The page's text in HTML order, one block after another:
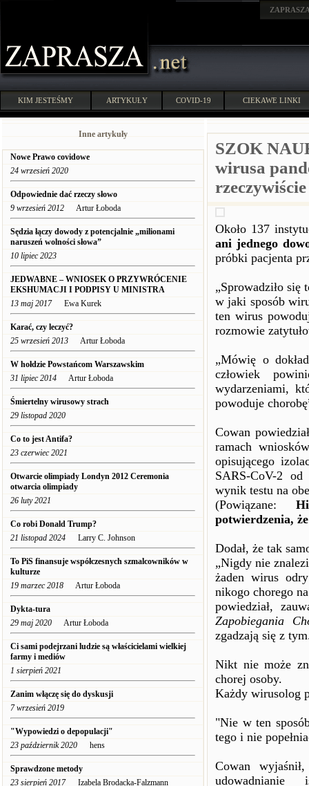
KIM JESTEŚMY ARTYKUŁY COVID-19 CIEKAWE LINKI
Inne artykuły
Nowe Prawo covidowe
24 wrzesień 2020
Odpowiednie dać rzeczy słowo
9 wrzesień 2012 Artur Łoboda
Sędzia łączy dowody z potencjalnie „milionami
naruszeń wolności słowa”
10 lipiec 2023
JEDWABNE – WNIOSEK O PRZYWRÓCENIE
EKSHUMACJI I PODPISY U MINISTRA
13 maj 2017Ewa Kurek
Karać, czy leczyć?
25 wrzesień 2013 Artur Łoboda
W hołdzie Powstańcom Warszawskim
31 lipiec 2014 Artur Łoboda
Śmiertelny wirusowy strach
29 listopad 2020
Co to jest Antifa?
23 czerwiec 2021
Otwarcie olimpiady Londyn 2012 Ceremonia
otwarcia olimpiady
26 luty 2021
Co robi Donald Trump?
21 listopad 2024 Larry C. Johnson
To PiS finansuje współczesnych szmalcowników w
kulturze
19 marzec 2018 Artur Łoboda
Dykta-tura
29 maj 2020 Artur Łoboda
Ci sami podejrzani ludzie są właścicielami wielkiej
farmy i mediów
1 sierpień 2021
Zanim włączę się do dyskusji
7 wrzesień 2019
"Wypowiedzi o depopulacji"
23 październik 2020 hens
Sprawdzone metody
23 sierpień 2017Izabela Brodacka-Falzmann
SZOK
wirusa
Około 137
ani jednego
próbki pacjenta
„Sprowadziło się
w jaki sposób
ten wirus
rozmowie
„Mówię o
człowiek
wydarzeniami,
powoduje
Cowan
ramach
opisującego
SARS-CoV-2
wynik testu na
(Powiązane:
potwierdzenia,
Dodał, że tak
„Nigdy nie
żaden wirus
nikogo chorego
powiedział,
Zapobiegania
zgadzają się z
Nikt nie może
chorej osoby.
Każdy wirusolog
"Nie w ten
tego i nie
Cowan
udowadnianie